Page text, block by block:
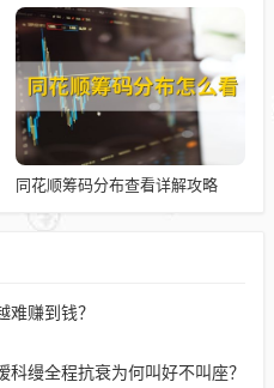
同花顺筹码分布查看详解攻略
赚到钱？
缦全程抗衰为何叫好不叫座？